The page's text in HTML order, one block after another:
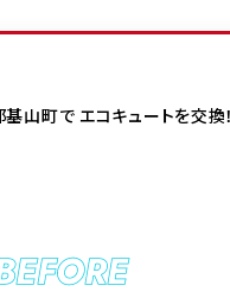
山町で エコキュートを交換